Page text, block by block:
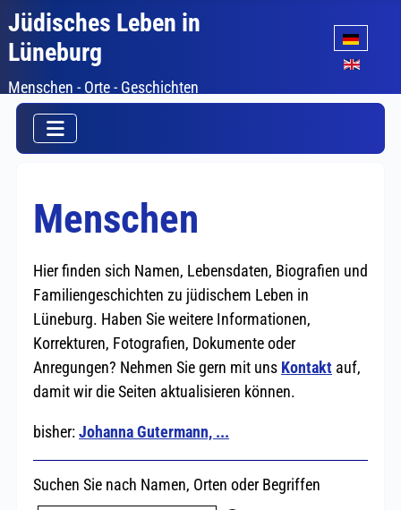
Jüdisches Leben in
Lüneburg
Menschen - Orte - Geschichten
Sprache